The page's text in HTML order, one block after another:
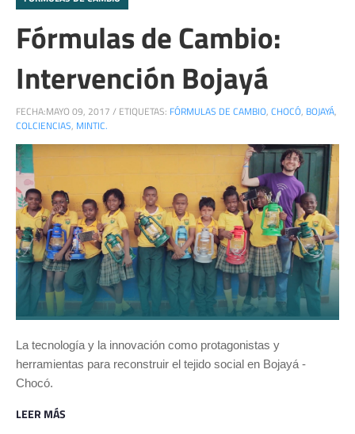
Fórmulas de Cambio:
Intervención Bojayá
FECHA:MAYO 09, 2017 / ETIQUETAS: FÓRMULAS DE CAMBIO, CHOCÓ, BOJAYÁ,
COLCIENCIAS, MINTIC.
La tecnología y la innovación como protagonistas y
herramientas para reconstruir el tejido social en Bojayá -
Chocó.
LEER MÁS